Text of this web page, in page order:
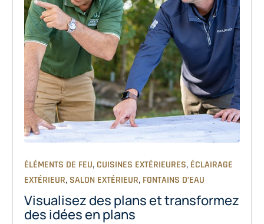
ÉLÉMENTS DE FEU, CUISINES EXTÉRIEURES, ÉCLAIRAGE
EXTÉRIEUR, SALON EXTÉRIEUR, FONTAINS D’EAU
Visualisez des plans et transformez
des idées en plans